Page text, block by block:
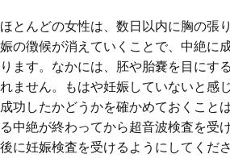
ほとんどの女性は、数日以内に胸の張
娠の徴候が消えていくことで、中絶に
ります。なかには、胚や胎嚢を目にす
れません。もはや妊娠していないと感
成功したかどうかを確かめておくこと
る中絶が終わってから超音波検査を受
後に妊娠検査を受けるようにしてくだ